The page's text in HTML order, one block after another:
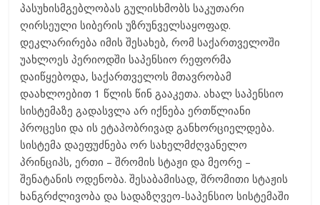
პასუხისმგებლობას გულისხმობს საკუთარი
ღირსეული სიბერის უზრუნველსაყოფად.
დეკლარირება იმის შესახებ, რომ საქართველოში
უახლოეს პერიოდში საპენსიო რეფორმა
დაიწყებოდა, საქართველოს მთავრობამ
დაახლოებით 1 წლის წინ გააკეთა. ახალ საპენსიო
სისტემაზე გადასვლა არ იქნება ერთწლიანი
პროცესი და ის ეტაპობრივად განხორციელდება.
სისტემა დაეფუძნება ორ სახელმძღვანელო
პრინციპს, ერთი – შრომის სტაჟი და მეორე –
შენატანის ოდენობა. შესაბამისად, შრომითი სტაჟის
ხანგრძლივობა და სადაზღვეო-საპენსიო სისტემაში